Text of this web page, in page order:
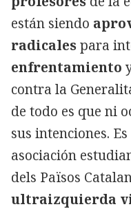
están siendo
radicalespara
enfrentamiento
contra la
de todo es que ni
sus intenciones.
asociación
dels Països
ultraizquierda